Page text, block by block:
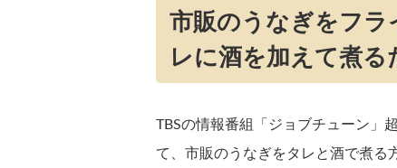
市販のうなぎをフラ
レに酒を加えて煮る
TBSの情報番組「ジョブチューン」
て、市販のうなぎをタレと酒で煮る